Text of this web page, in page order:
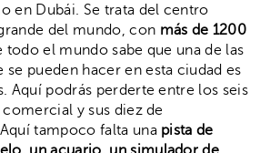
en Dubái. Se trata del centro
del mundo, con más de 1200
todo el mundo sabe que una de las
se pueden hacer en esta ciudad es
Aquí podrás perderte entre los seis
comercial y sus diez de
tampoco falta una pista de